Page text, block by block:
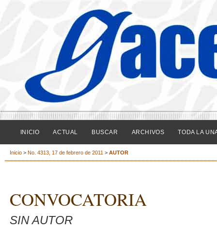
INICIO ACTUAL BUSCAR ARCHIVOS TODA LA
Inicio > No. 4313, 17 de febrero de 2011 > AUTOR
CONVOCATORIA
SIN AUTOR